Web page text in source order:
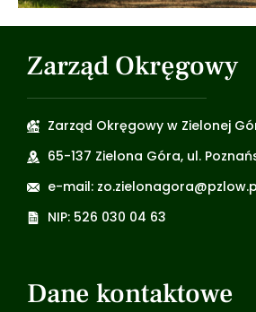
Zarząd Okręgowy
Zarząd Okręgowy w Zielonej
65-137 Zielona Góra, ul.
e-mail:
NIP: 526 030 04 63
Dane kontaktowe